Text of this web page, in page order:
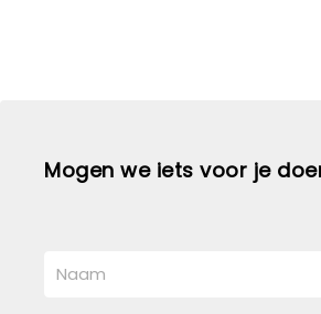
Mogen we iets voor je